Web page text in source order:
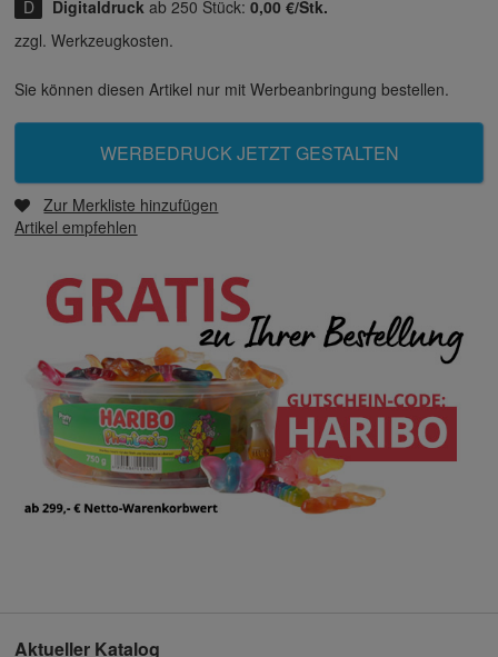
Digitaldruck ab 250 Stück:0,00 €/Stk.
zzgl. Werkzeugkosten.
Sie können diesen Artikel nur mit Werbeanbringung bestellen.
WERBEDRUCK JETZT GESTALTEN
Zur Merkliste hinzufügen
Artikel empfehlen
Aktueller Katalog